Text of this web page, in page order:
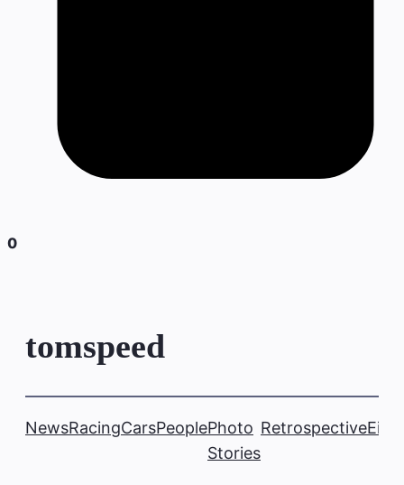
0
tomspeed
NewsRacingCarsPeoplePhoto
Stories
Retrospective